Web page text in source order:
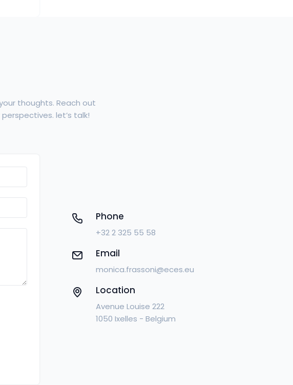
thoughts. Reach out
let’s talk!
Phone
+32 2 325 55 58
Email
monica.frassoni@eces.eu
Location
Avenue Louise 222
1050 Ixelles - Belgium